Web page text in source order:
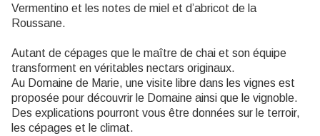
Vermentino et les notes de miel et d’abricot de la
Roussane.
Autant de cépages que le maître de chai et son équipe
transforment en véritables nectars originaux.
Au Domaine de Marie, une visite libre dans les vignes est
proposée pour découvrir le Domaine ainsi que le vignoble.
Des explications pourront vous être données sur le terroir,
les cépages et le climat.